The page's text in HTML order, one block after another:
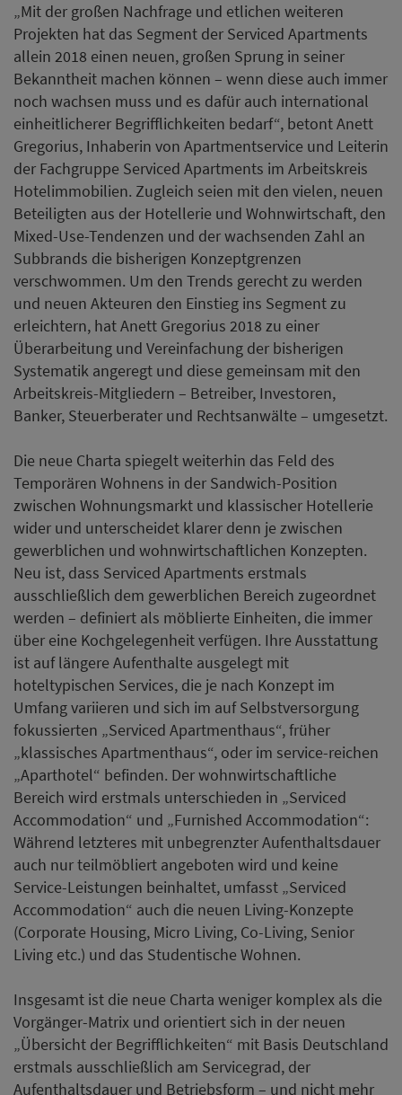
„Mit der großen Nachfrage und etlichen weiteren
Projekten hat das Segment der Serviced Apartments
allein 2018 einen neuen, großen Sprung in seiner
Bekanntheit machen können – wenn diese auch immer
noch wachsen muss und es dafür auch international
einheitlicherer Begrifflichkeiten bedarf“, betont Anett
Gregorius, Inhaberin von Apartmentservice und Leiterin
der Fachgruppe Serviced Apartments im Arbeitskreis
Hotelimmobilien. Zugleich seien mit den vielen, neuen
Beteiligten aus der Hotellerie und Wohnwirtschaft, den
Mixed-Use-Tendenzen und der wachsenden Zahl an
Subbrands die bisherigen Konzeptgrenzen
verschwommen. Um den Trends gerecht zu werden
und neuen Akteuren den Einstieg ins Segment zu
erleichtern, hat Anett Gregorius 2018 zu einer
Überarbeitung und Vereinfachung der bisherigen
Systematik angeregt und diese gemeinsam mit den
Arbeitskreis-Mitgliedern – Betreiber, Investoren,
Banker, Steuerberater und Rechtsanwälte – umgesetzt.
Die neue Charta spiegelt weiterhin das Feld des
Temporären Wohnens in der Sandwich-Position
zwischen Wohnungsmarkt und klassischer Hotellerie
wider und unterscheidet klarer denn je zwischen
gewerblichen und wohnwirtschaftlichen Konzepten.
Neu ist, dass Serviced Apartments erstmals
ausschließlich dem gewerblichen Bereich zugeordnet
werden – definiert als möblierte Einheiten, die immer
über eine Kochgelegenheit verfügen. Ihre Ausstattung
ist auf längere Aufenthalte ausgelegt mit
hoteltypischen Services, die je nach Konzept im
Umfang variieren und sich im auf Selbstversorgung
fokussierten „Serviced Apartmenthaus“, früher
„klassisches Apartmenthaus“, oder im service-reichen
„Aparthotel“ befinden. Der wohnwirtschaftliche
Bereich wird erstmals unterschieden in „Serviced
Accommodation“ und „Furnished Accommodation“:
Während letzteres mit unbegrenzter Aufenthaltsdauer
auch nur teilmöbliert angeboten wird und keine
Service-Leistungen beinhaltet, umfasst „Serviced
Accommodation“ auch die neuen Living-Konzepte
(Corporate Housing, Micro Living, Co-Living, Senior
Living etc.) und das Studentische Wohnen.
Insgesamt ist die neue Charta weniger komplex als die
Vorgänger-Matrix und orientiert sich in der neuen
„Übersicht der Begrifflichkeiten“ mit Basis Deutschland
erstmals ausschließlich am Servicegrad, der
Aufenthaltsdauer und Betriebsform – und nicht mehr